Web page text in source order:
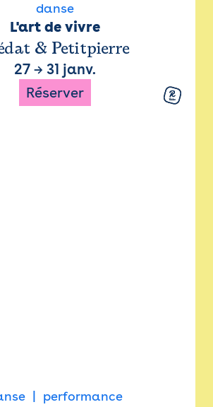
danse
L'art de vivre
& Petitpierre
27 → 31 janv.
Réserver
performance